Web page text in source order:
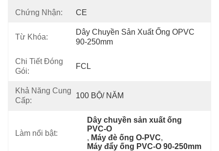
Chứng Nhận: CE
Từ Khóa:
Dây Chuyền Sản Xuất Ống OPVC
90-250mm
Chi Tiết Đóng
Gói:
FCL
Khả Năng Cung
Cấp:
100 BỘ/ NĂM
Làm nổi bật:
Dây chuyền sản xuất ống
PVC-O
, Máy đè ống O-PVC,
Máy đẩy ống PVC-O 90-250mm